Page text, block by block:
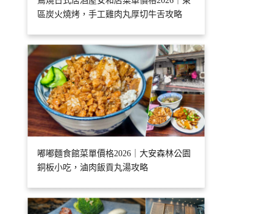
區炭火燒烤，手工雞肉丸厚切牛舌攻略
嘟嘟麵食館菜單價格2026｜大安森林公園
銅板小吃，滷肉飯貢丸湯攻略